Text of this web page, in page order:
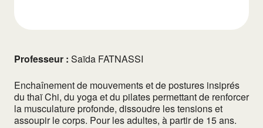
Professeur : Saïda FATNASSI
Enchaînement de mouvements et de postures insiprés
du thaï Chi, du yoga et du pilates permettant de renforcer
la musculature profonde, dissoudre les tensions et
assoupir le corps. Pour les adultes, à partir de 15 ans.